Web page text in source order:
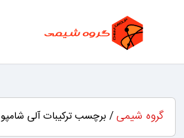
گروه شیمی / برچسب ترکیبات آلی شامپو